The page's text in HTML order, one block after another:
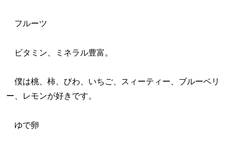
フルーツ
ビタミン、ミネラル豊富。
僕は桃、柿、びわ、いちご、スィーティー、ブルーベリ
ー、レモンが好きです。
ゆで卵